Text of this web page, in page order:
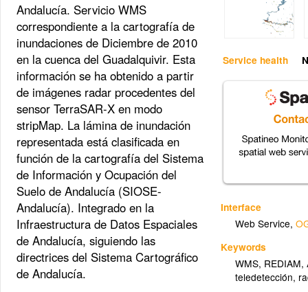
Service health
Interface
Web Service,
Keywords
WMS, REDIAM,
teledetección,
Andalucía. Servicio WMS
correspondiente a la cartografía de
inundaciones de Diciembre de 2010
en la cuenca del Guadalquivir. Esta
información se ha obtenido a partir
de imágenes radar procedentes del
sensor TerraSAR-X en modo
stripMap. La lámina de inundación
representada está clasificada en
función de la cartografía del Sistema
de Información y Ocupación del
Suelo de Andalucía (SIOSE-
Andalucía). Integrado en la
Infraestructura de Datos Espaciales
de Andalucía, siguiendo las
directrices del Sistema Cartográfico
de Andalucía.